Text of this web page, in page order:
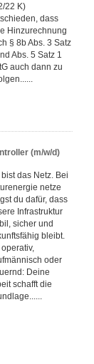
22 K)
dass
Hinzurechnung
§ 8b Abs. 3 Satz
Abs. 5 Satz 1
auch dann zu
(m/w/d)
bist das Netz. Bei
netze
du dafür, dass
Infrastruktur
sicher und
bleibt.
oder
Deine
schafft die